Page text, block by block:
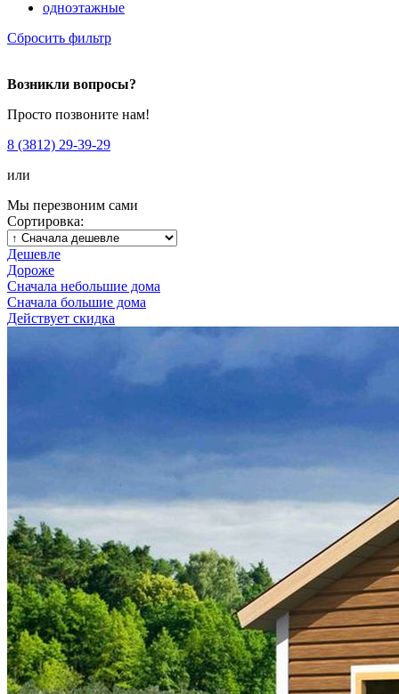
одноэтажные
Сбросить фильтр
Возникли вопросы?
Просто позвоните нам!
8 (3812) 29-39-29
или
Мы перезвоним сами
Сортировка:
Дешевле
Дороже
Сначала небольшие дома
Сначала большие дома
Действует скидка